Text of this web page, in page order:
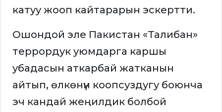
катуу жооп кайтарарын эскертти.
Ошондой эле Пакистан «Талибан»
террордук уюмдарга каршы
убадасын аткарбай жатканын
айтып, өлкөнүн коопсуздугу боюнча
эч кандай жеңилдик болбой